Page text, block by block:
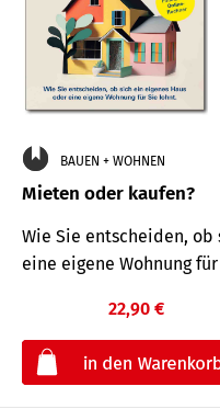
BAUEN + WOHNEN
Mieten oder kaufen?
Wie Sie entscheiden,
eine eigene Wohnung
22,90 €